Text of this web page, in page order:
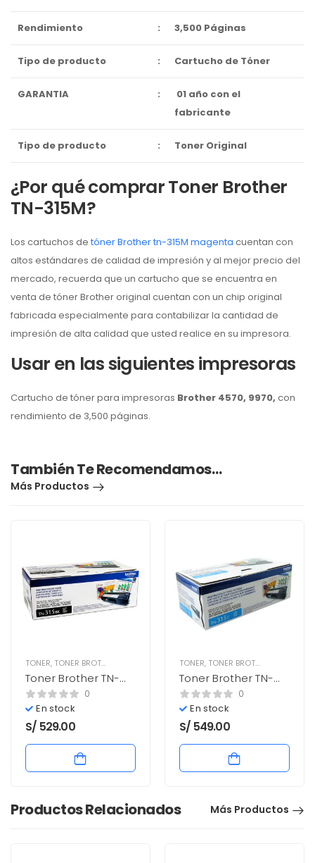
Rendimiento : 3,500 Páginas
Tipo de producto : Cartucho de Tóner
GARANTIA :
01 año con el
fabricante
Tipo de producto : Toner Original
¿Por qué comprar Toner Brother
TN-315M?
Los cartuchos detóner Brother tn-315M magenta cuentan con
altos estándares de calidad de impresión y al mejor precio del
mercado, recuerda que un cartucho que se encuentra en
venta de tóner Brother original cuentan con un chip original
fabricada especialmente para contabilizar la cantidad de
impresión de alta calidad que usted realice en su impresora.
Usar en las siguientes impresoras
Cartucho de tóner para impresoras Brother 4570, 9970, con
rendimiento de 3,500 páginas.
También Te Recomendamos…
Más Productos
TONER, TONER BROTHER
Toner Brother TN-
315Bk Negro 6,000
paginas Nuevo
0
En stock
S/ 529.00
TONER, TONER BROTHER
Toner Brother TN-
315C Cyan 3,500
paginas Nuevo
0
En stock
S/ 549.00
Productos Relacionados Más Productos